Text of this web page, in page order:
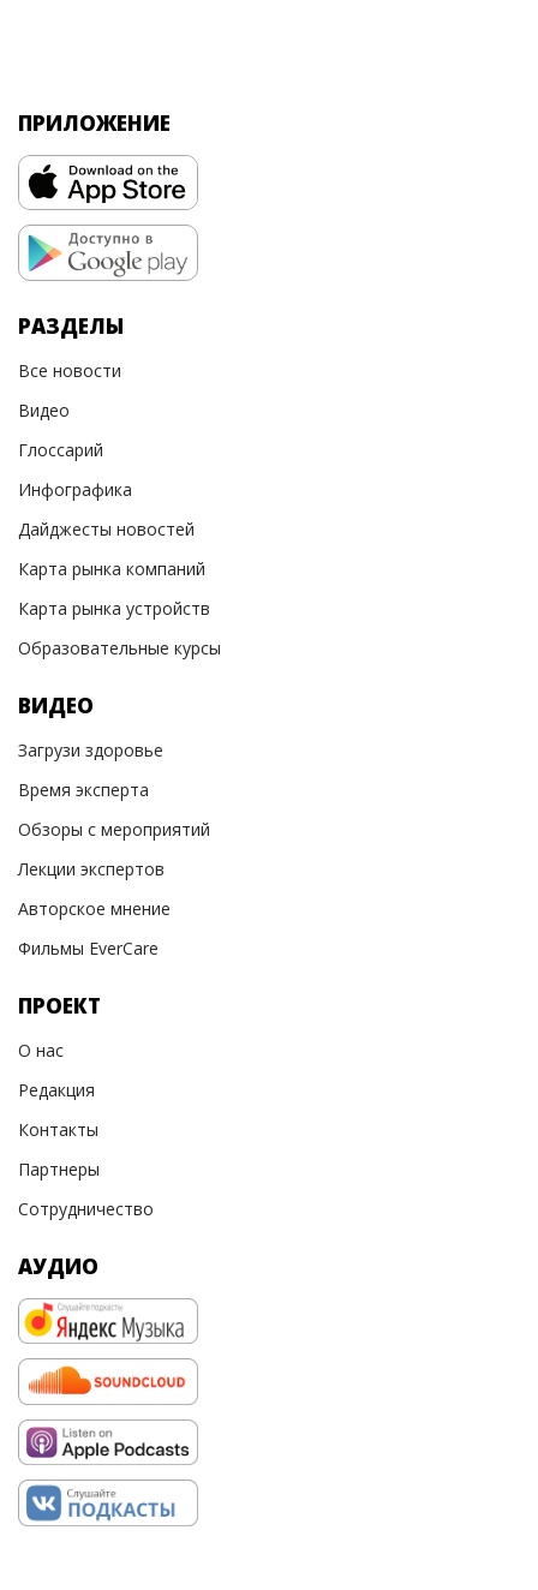
ПРИЛОЖЕНИЕ
РАЗДЕЛЫ
Все новости
Видео
Глоссарий
Инфографика
Дайджесты новостей
Карта рынка компаний
Карта рынка устройств
Образовательные курсы
ВИДЕО
Загрузи здоровье
Время эксперта
Обзоры с мероприятий
Лекции экспертов
Авторское мнение
Фильмы EverCare
ПРОЕКТ
О нас
Редакция
Контакты
Партнеры
Сотрудничество
АУДИО